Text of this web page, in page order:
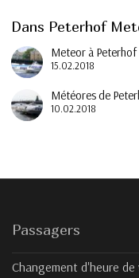
Dans Peterhof
Meteor à Peterhof
15.02.2018
Météores de
10.02.2018
Passagers
Changement d'heure de